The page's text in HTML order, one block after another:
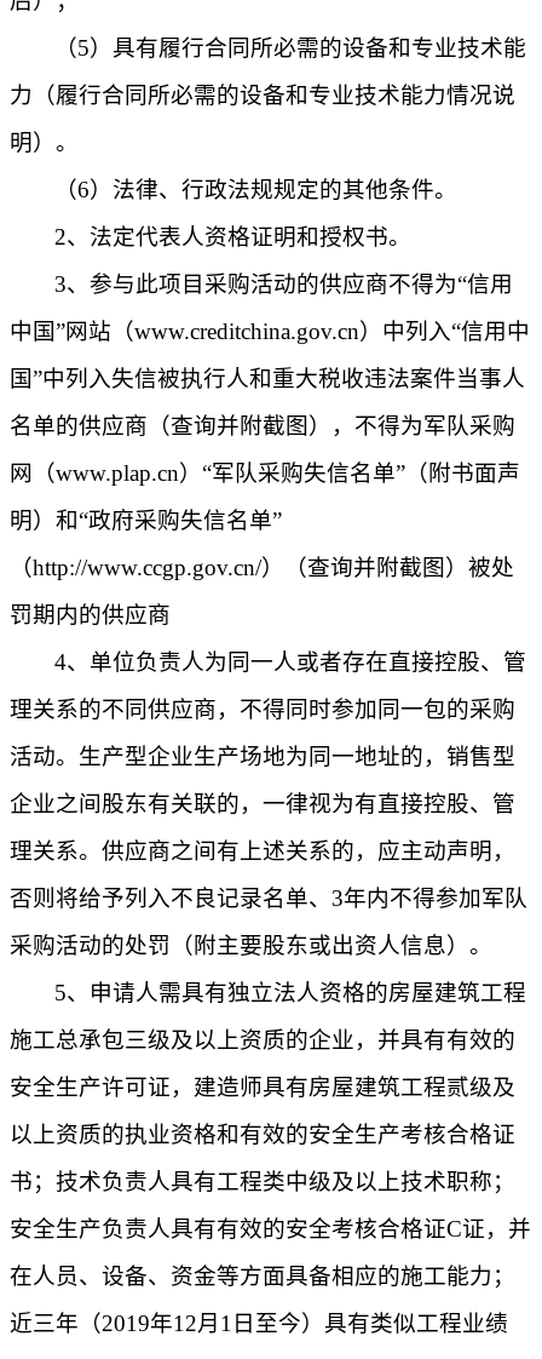
（5）具有履行合同所必需的设备和专业技术能
力（履行合同所必需的设备和专业技术能力情况说
明）。
（6）法律、行政法规规定的其他条件。
2、法定代表人资格证明和授权书。
3、参与此项目采购活动的供应商不得为“信用
中国”网站（www.creditchina.gov.cn）中列入“信用中
国”中列入失信被执行人和重大税收违法案件当事人
名单的供应商（查询并附截图），不得为军队采购
网（www.plap.cn）“军队采购失信名单”（附书面声
明）和“政府采购失信名单”
（http://www.ccgp.gov.cn/）（查询并附截图）被处
罚期内的供应商
4、单位负责人为同一人或者存在直接控股、管
理关系的不同供应商，不得同时参加同一包的采购
活动。生产型企业生产场地为同一地址的，销售型
企业之间股东有关联的，一律视为有直接控股、管
理关系。供应商之间有上述关系的，应主动声明，
否则将给予列入不良记录名单、3年内不得参加军队
采购活动的处罚（附主要股东或出资人信息）。
5、申请人需具有独立法人资格的房屋建筑工程
施工总承包三级及以上资质的企业，并具有有效的
安全生产许可证，建造师具有房屋建筑工程贰级及
以上资质的执业资格和有效的安全生产考核合格证
书；技术负责人具有工程类中级及以上技术职称；
安全生产负责人具有有效的安全考核合格证C证，并
在人员、设备、资金等方面具备相应的施工能力；
近三年（2019年12月1日至今）具有类似工程业绩